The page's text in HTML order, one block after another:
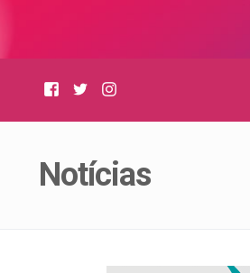
Facebook
Twitter
Notícias